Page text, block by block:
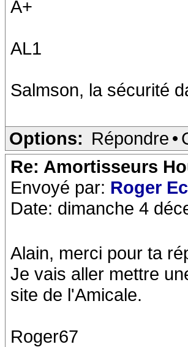
A+
AL1
Salmson, la sécurité
Options: Répondre •
Re: Amortisseurs
Envoyé par: Roger
Date: dimanche 4
Alain, merci pour ta
Je vais aller mettre
site de l'Amicale.
Roger67